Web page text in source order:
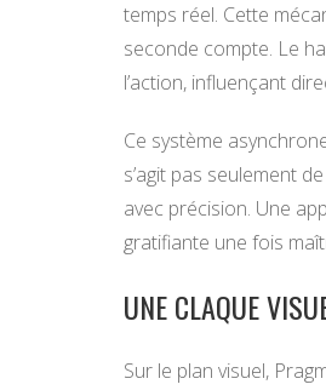
temps réel. Cette
seconde compte. Le
l’action, influençant
Ce système
s’agit pas seulement
avec précision. Une
gratifiante une fois
UNE CLAQUE
Sur le plan visuel,